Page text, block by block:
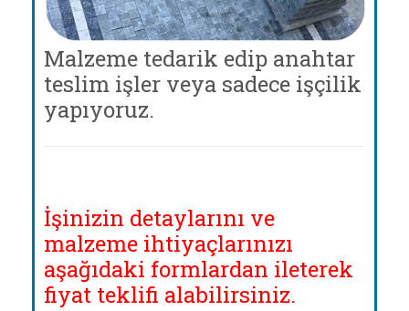
Malzeme tedarik edip anahtar
teslim işler veya sadece işçilik
yapıyoruz.
İşinizin detaylarını ve
malzeme ihtiyaçlarınızı
aşağıdaki formlardan ileterek
fiyat teklifi alabilirsiniz.